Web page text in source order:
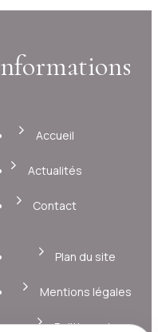
Accueil
Actualités
Contact
Plan du site
Mentions légales
Politique de